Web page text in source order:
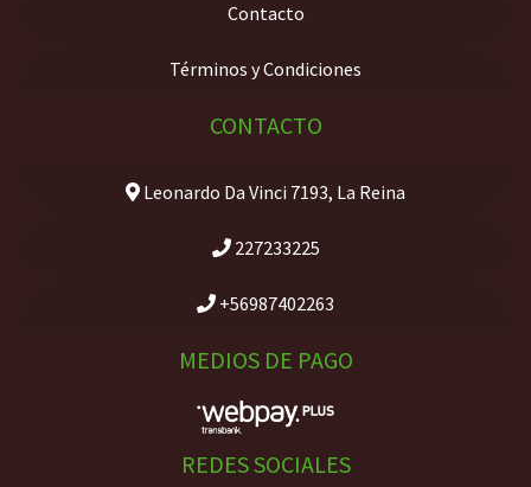
Contacto
Términos y Condiciones
CONTACTO
Leonardo Da Vinci 7193, La Reina
227233225
+56987402263
MEDIOS DE PAGO
REDES SOCIALES